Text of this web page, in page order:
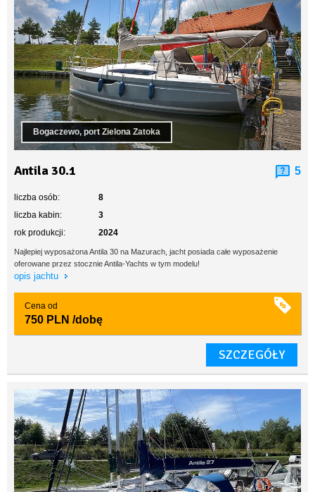
Bogaczewo, port Zielona Zatoka
Antila 30.1 5
liczba osób:
8
liczba kabin:
3
rok produkcji:
2024
Najlepiej wyposażona Antila 30 na Mazurach, jacht posiada całe wyposażenie
oferowane przez stocznie Antila-Yachts w tym modelu!
opis jachtu
Cena od
750 PLN /dobę
SZCZEGÓŁY